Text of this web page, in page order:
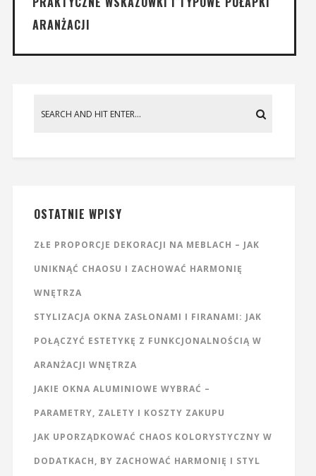
ARANŻACJI
OSTATNIE WPISY
ZŁE PROPORCJE DEKORACJI NA MEBLACH – JAK
UNIKNĄĆ CHAOSU I ZACHOWAĆ HARMONIĘ
WNĘTRZA
STYLIZACJA OKNA ZASŁONAMI I FIRANAMI: JAK
POŁĄCZYĆ ESTETYKĘ Z FUNKCJONALNOŚCIĄ W
ARANŻACJI WNĘTRZA
JAKIE OKNA ALUMINIOWE WYBRAĆ –
PARAMETRY, ZALETY I KOSZTY ZAKUPU
JAK UPORZĄDKOWAĆ CHAOS KOLORYSTYCZNY W
DODATKACH, BY ZACHOWAĆ HARMONIĘ I STYL